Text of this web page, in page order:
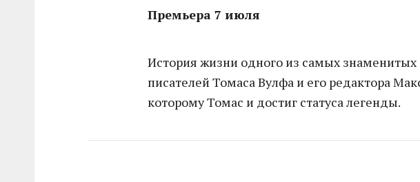
Премьера 7 июля
История жизни одного из самых знаменитых
писателей Томаса Вулфа и его редактора
которому Томас и достиг статуса легенды.